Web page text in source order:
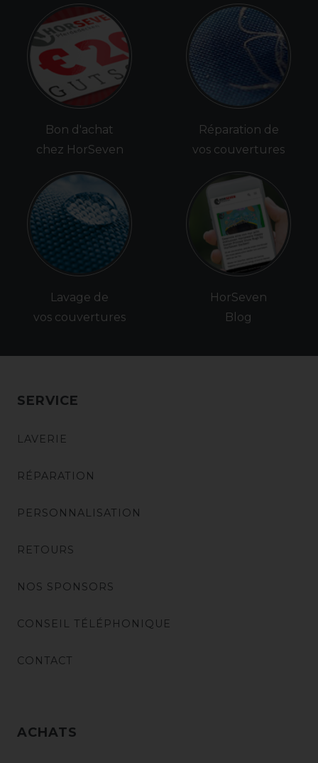
Bon d'achat
chez HorSeven
Lavage de
vos couvertures
Réparation de
vos couvertures
HorSeven
Blog
SERVICE
LAVERIE
RÉPARATION
PERSONNALISATION
RETOURS
NOS SPONSORS
CONSEIL TÉLÉPHONIQUE
CONTACT
ACHATS